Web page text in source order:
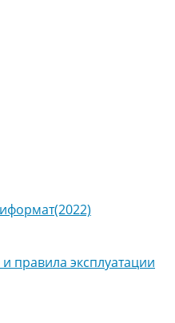
правила эксплуатации